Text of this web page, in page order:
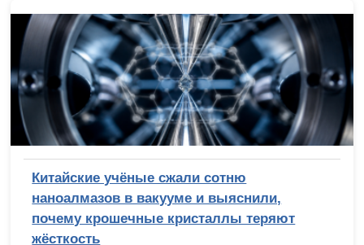
Китайские учёные сжали сотню
наноалмазов в вакууме и выяснили,
почему крошечные кристаллы теряют
жёсткость